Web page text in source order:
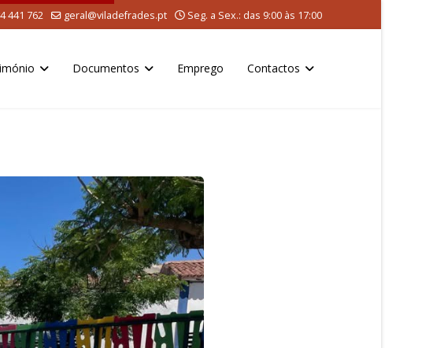
441 762 geral@viladefrades.pt Seg. a Sex.: das 9:00 às 17:00
Documentos Emprego Contactos